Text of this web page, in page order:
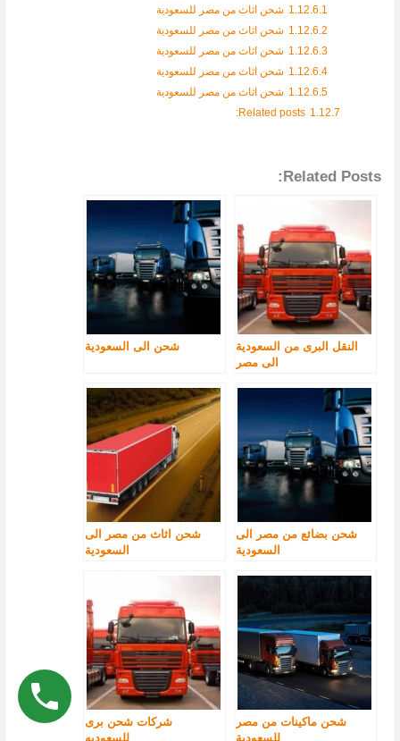
1.12.6.1 شحن اثاث من مصر للسعودية
1.12.6.2 شحن اثاث من مصر للسعودية
1.12.6.3 شحن اثاث من مصر للسعودية
1.12.6.4 شحن اثاث من مصر للسعودية
1.12.6.5 شحن اثاث من مصر للسعودية
1.12.7
Related posts:
Related Posts:
النقل البرى من السعودية
الى مصر
شحن الى السعودية
شحن بضائع من مصر الى
السعودية
شحن اثاث من مصر الى
السعودية
شحن ماكينات من مصر
للسعودية
شركات شحن برى
للسعوديه